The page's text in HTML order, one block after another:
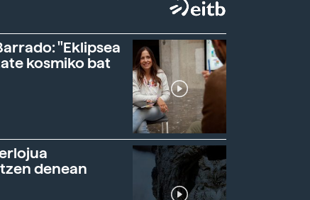
"Eklipsea
kosmiko bat
denean